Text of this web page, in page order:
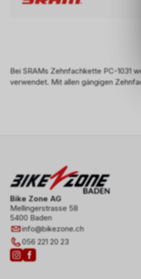
Bei SRAMs Zehnfachkette PC-1031
verwendet. Mit allen gängigen
Bike Zone AG
Mellingerstrasse 58
5400 Baden
info@bikezone.ch
056 221 20 23